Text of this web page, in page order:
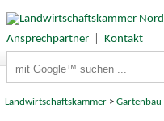
Ansprechpartner|
Kontakt
Landwirtschaftskammer >Gartenbau